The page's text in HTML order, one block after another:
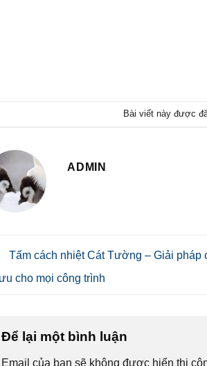
Bài viết này được
ADMIN
Tấm cách nhiệt Cát Tường – Giải pháp
cho mọi công trình
Để lại một bình luận
Email của bạn sẽ không được hiển thị